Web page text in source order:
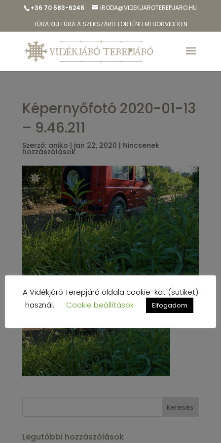
+36 70 583-6248
IRODA@VIDEKJAROTEREPJARO.HU
TÚRA KULTÚRA A SZEKSZÁRD TÖRTÉNELMI BORVIDÉKEN
Képernyőfotó 2020-01-13
– 9.46.211
Szerző: aniko | jan 22, 2020 | Nincsenek
hozzászólások
Legutóbbi hozzászólások
A Vidékjáró Terepjáró oldala cookie-kat (sütiket)
használ.
Cookie beállítások Elfogadom